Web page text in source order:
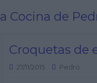
Cocina de
Croquetas de
27/11/2015 Pedro